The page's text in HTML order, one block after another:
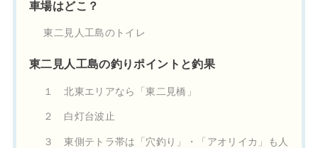
車場はどこ？
東二見人工島のトイレ
東二見人工島の釣りポイントと釣果
１ 北東エリアなら「東二見橋」
２ 白灯台波止
３ 東側テトラ帯は「穴釣り」・「アオリイカ」も人